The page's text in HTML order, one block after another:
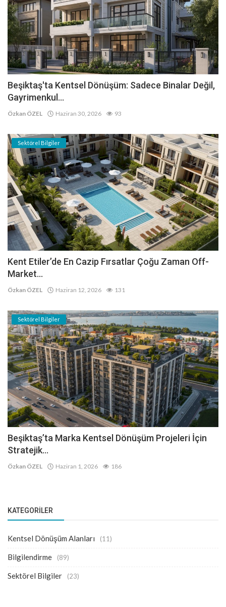
Beşiktaş'ta Kentsel Dönüşüm: Sadece Binalar Değil,
Gayrimenkul...
Özkan ÖZEL Haziran 30, 2026 93
Sektörel Bilgiler
Kent Etiler’de En Cazip Fırsatlar Çoğu Zaman Off-
Market...
Özkan ÖZEL Haziran 12, 2026 131
Sektörel Bilgiler
Beşiktaş’ta Marka Kentsel Dönüşüm Projeleri İçin
Stratejik...
Özkan ÖZEL Haziran 1, 2026 186
KATEGORILER
Kentsel Dönüşüm Alanları (11)
Bilgilendirme (89)
Sektörel Bilgiler (23)